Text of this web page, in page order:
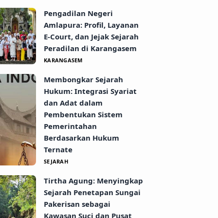
Pengadilan Negeri
Amlapura: Profil, Layanan
E-Court, dan Jejak Sejarah
Peradilan di Karangasem
KARANGASEM
Membongkar Sejarah
Hukum: Integrasi Syariat
dan Adat dalam
Pembentukan Sistem
Pemerintahan
Berdasarkan Hukum
Ternate
SEJARAH
Tirtha Agung: Menyingkap
Sejarah Penetapan Sungai
Pakerisan sebagai
Kawasan Suci dan Pusat